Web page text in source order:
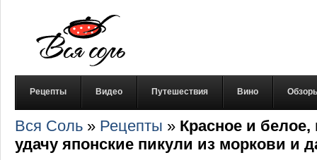
Рецепты Видео Путешествия Вино
Вся Соль » Рецепты » Красное и
удачу японские пикули из моркови и